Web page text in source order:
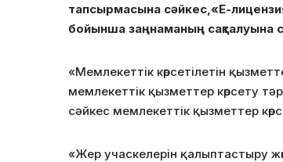
тапсырмасына сәйкес,«Е-
бойынша заңнаманың сақталуына
«Мемлекеттік көрсетілетін
мемлекеттік қызметтер көрсету
сәйкес мемлекеттік қызметтер
«Жер учаскелерін қалыптастыру